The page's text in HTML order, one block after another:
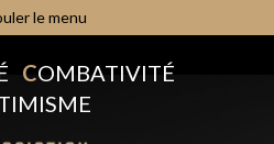
le menu
COMBATIVITÉ